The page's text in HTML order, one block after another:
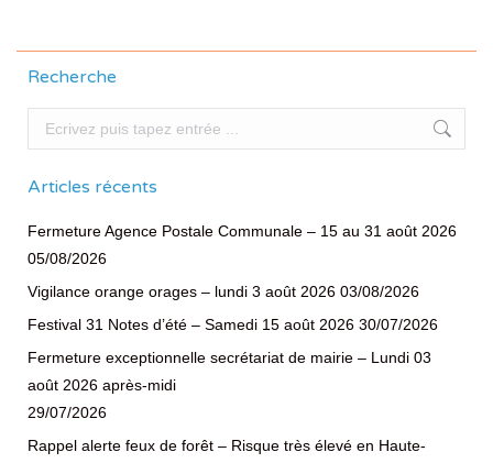
Recherche
Recherche
Articles récents
Fermeture Agence Postale Communale – 15 au 31 août 2026
05/08/2026
Vigilance orange orages – lundi 3 août 2026 03/08/2026
Festival 31 Notes d’été – Samedi 15 août 2026 30/07/2026
Fermeture exceptionnelle secrétariat de mairie – Lundi 03
août 2026 après-midi
29/07/2026
Rappel alerte feux de forêt – Risque très élevé en Haute-